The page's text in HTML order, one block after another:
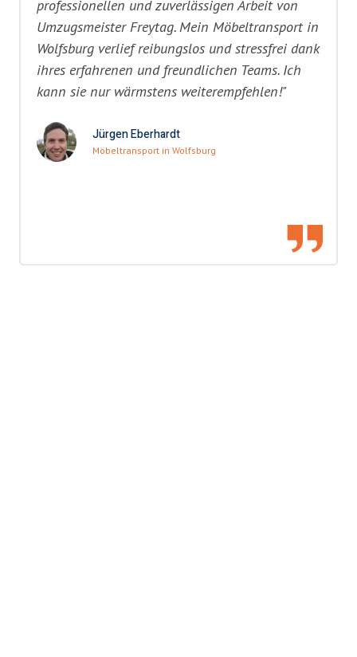
professionellen und zuverlässigen Arbeit von
Umzugsmeister Freytag. Mein Möbeltransport in
Wolfsburg verlief reibungslos und stressfrei dank
ihres erfahrenen und freundlichen Teams. Ich
kann sie nur wärmstens weiterempfehlen!"
Jürgen Eberhardt
Möbeltransport in Wolfsburg